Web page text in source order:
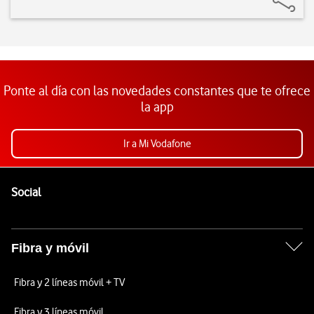
Ponte al día con las novedades constantes que te ofrece
la app
Ir a Mi Vodafone
SocialEnlaces a las redes sociales de Vodafone
Fibra y móvil
Fibra y 2 líneas móvil + TV